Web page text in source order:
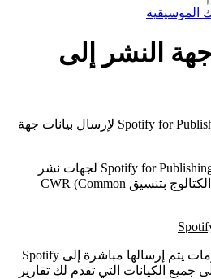
الموسيقية
النشر إلى
عليك إنشاء حساب على Spotify for Publishing لإرسال بيانات جهة
يمكننا منح إذن الوصول إلى Spotify for Publishing لجهات نشر
الموسيقى التي تقدم ملفات الكتالوج بتنسيق CWR (Common
يجب تقديم أي معلومات يتم إرسالها مباشرة إلى Spotify
جميع الكيانات التي تقدم لك تقارير